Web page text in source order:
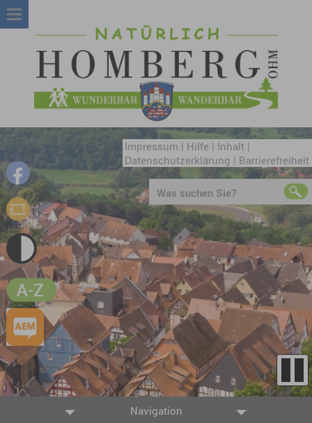
Impressum | Hilfe | Inhalt|
Datenschutzerklärung | Barrierefreiheit
Was suchen Sie?
Navigation